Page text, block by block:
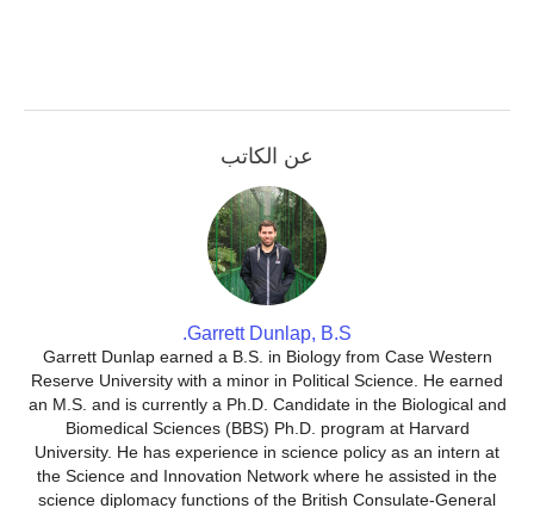
عن الكاتب
Garrett Dunlap, B.S.
Garrett Dunlap earned a B.S. in Biology from Case Western
Reserve University with a minor in Political Science. He earned
an M.S. and is currently a Ph.D. Candidate in the Biological and
Biomedical Sciences (BBS) Ph.D. program at Harvard
University. He has experience in science policy as an intern at
the Science and Innovation Network where he assisted in the
science diplomacy functions of the British Consulate-General